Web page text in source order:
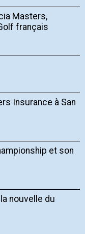
Masters,
français
Insurance à San
et son
nouvelle du